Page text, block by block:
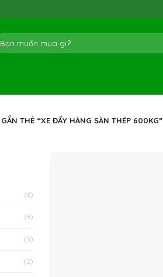
THẺ “XE ĐẨY HÀNG SÀN THÉP 600KG”
(6)
(6)
(5)
(2)